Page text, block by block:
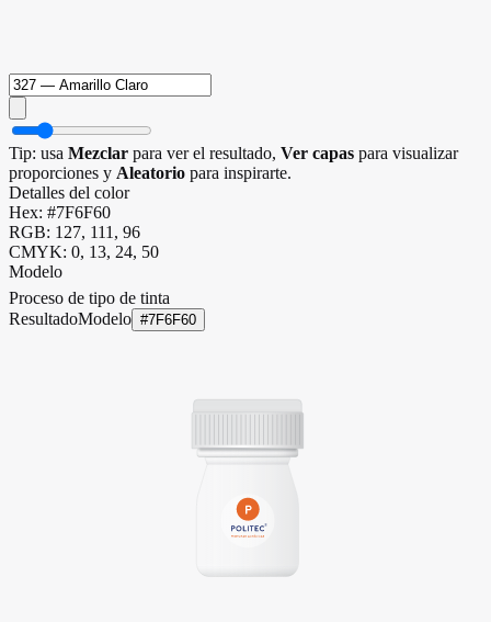
Tip: usa Mezclar para ver el resultado, Ver capas para visualizar
proporciones y Aleatorio para inspirarte.
Detalles del color
Hex: #7F6F60
RGB: 127, 111 , 96
CMYK: 0, 13, 24, 50
Modelo
Proceso de tipo de tinta
ResultadoModelo #7F6F60